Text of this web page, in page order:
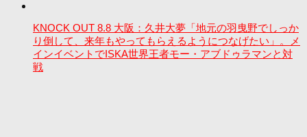
KNOCK OUT 8.8 大阪：久井大夢「地元の羽曳野でしっか
り倒して、来年もやってもらえるようにつなげたい」。メ
インイベントでISKA世界王者モー・アブドゥラマンと対
戦